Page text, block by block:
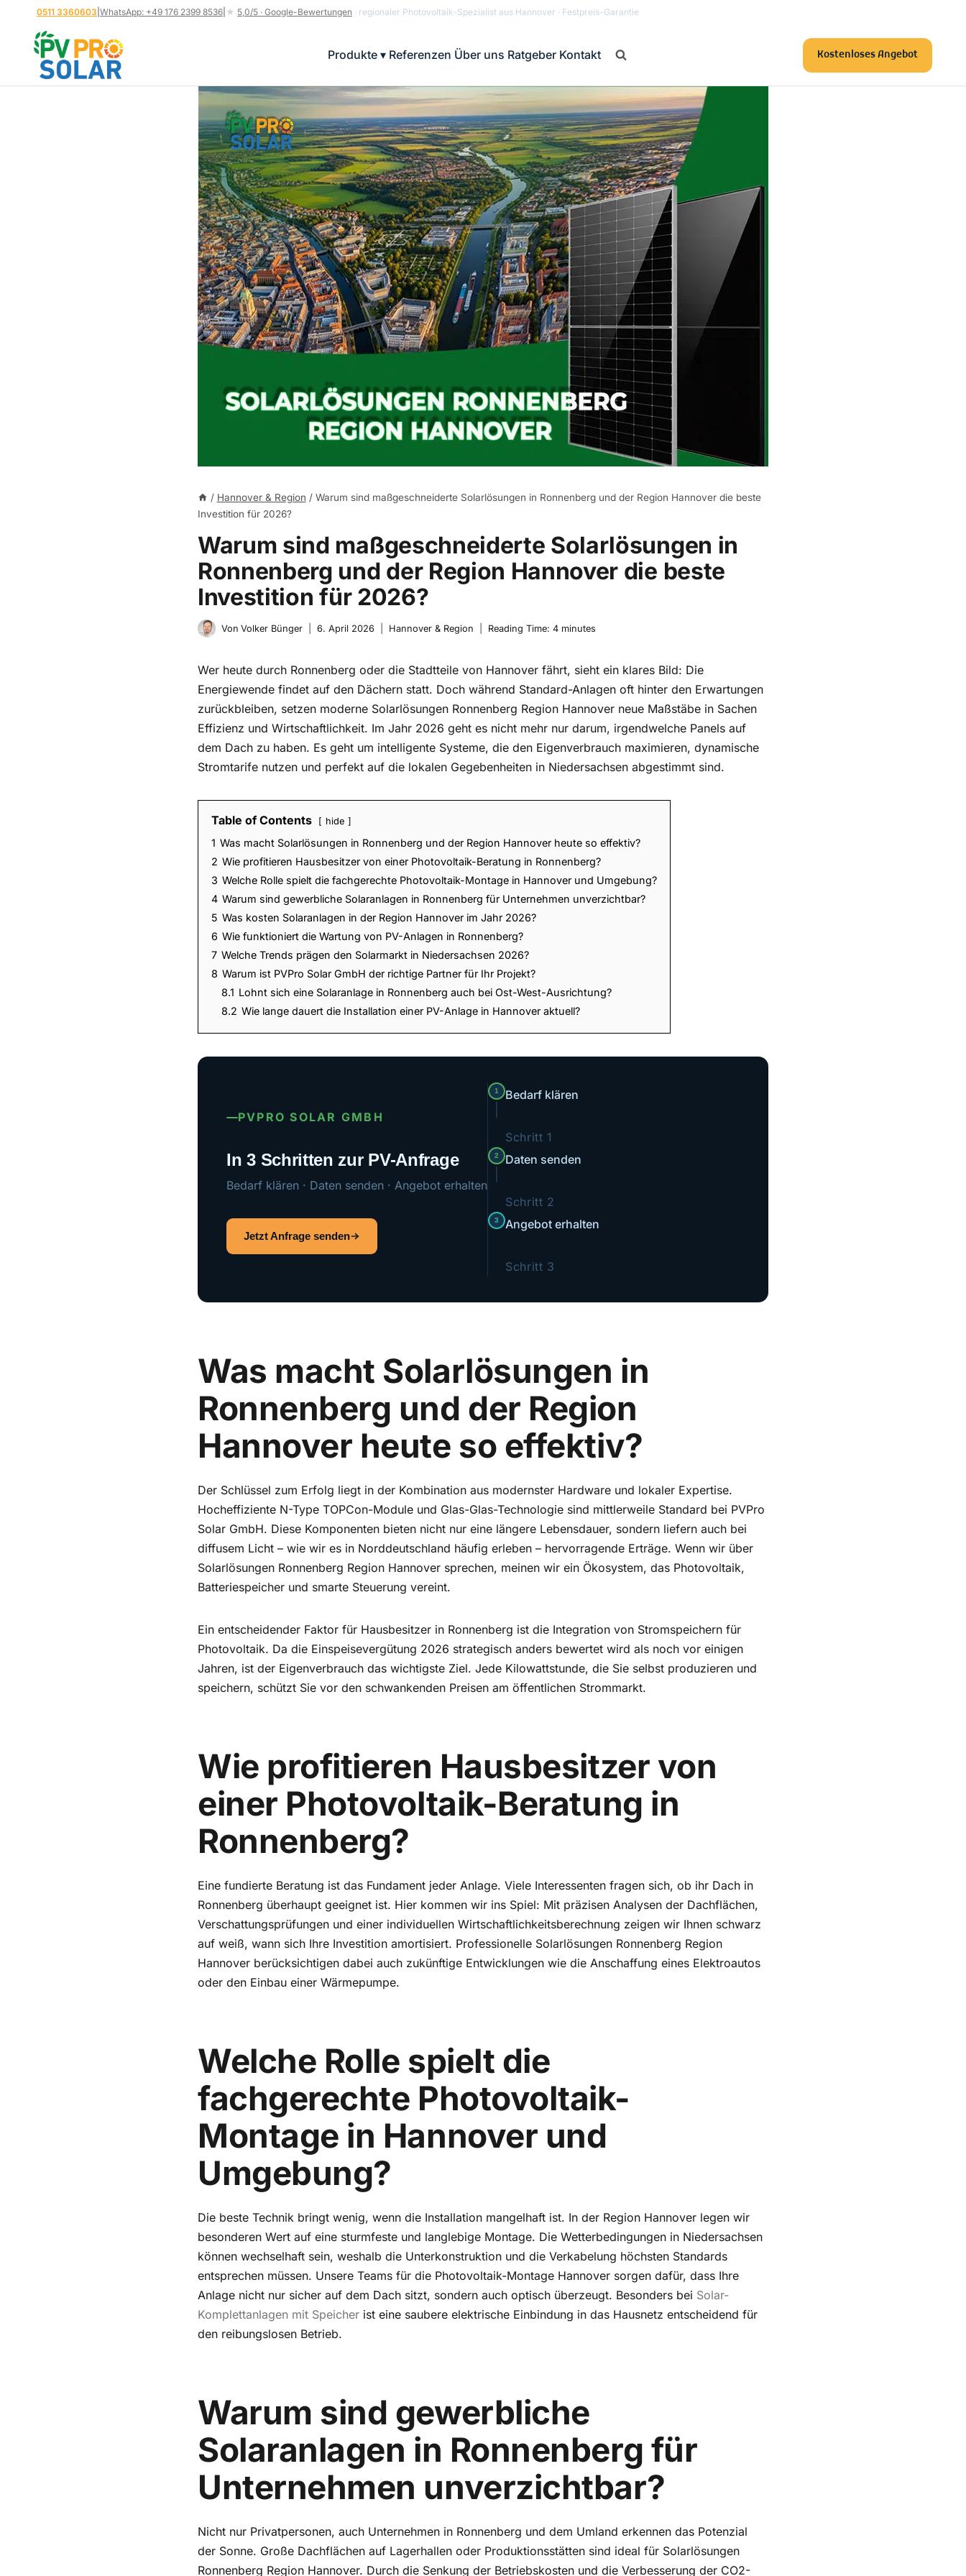
springen
0511 3360603 WhatsApp: +49 176 2399 8536 ★ 5,0/5 · Google-Bewertungen · regionaler Photovoltaik-Spezialist aus Hannover · Festpreis-Garantie
Produkte ▾ Referenzen Über uns Ratgeber Kontakt Kostenloses Angebot
/ Hannover & Region / Warum sind maßgeschneiderte Solarlösungen in Ronnenberg und der Region Hannover die beste
Investition für 2026?
Warum sind maßgeschneiderte Solarlösungen in
Ronnenberg und der Region Hannover die beste
Investition für 2026?
Von Volker Bünger 6. April 2026 Hannover & Region Reading Time: 4 minutes
Wer heute durch Ronnenberg oder die Stadtteile von Hannover fährt, sieht ein klares Bild: Die
Energiewende findet auf den Dächern statt. Doch während Standard-Anlagen oft hinter den Erwartungen
zurückbleiben, setzen moderne Solarlösungen Ronnenberg Region Hannover neue Maßstäbe in Sachen
Effizienz und Wirtschaftlichkeit. Im Jahr 2026 geht es nicht mehr nur darum, irgendwelche Panels auf
dem Dach zu haben. Es geht um intelligente Systeme, die den Eigenverbrauch maximieren, dynamische
Stromtarife nutzen und perfekt auf die lokalen Gegebenheiten in Niedersachsen abgestimmt sind.
Table of Contents hide
1 Was macht Solarlösungen in Ronnenberg und der Region Hannover heute so effektiv?
2 Wie profitieren Hausbesitzer von einer Photovoltaik-Beratung in Ronnenberg?
3 Welche Rolle spielt die fachgerechte Photovoltaik-Montage in Hannover und Umgebung?
4 Warum sind gewerbliche Solaranlagen in Ronnenberg für Unternehmen unverzichtbar?
5 Was kosten Solaranlagen in der Region Hannover im Jahr 2026?
6 Wie funktioniert die Wartung von PV-Anlagen in Ronnenberg?
7 Welche Trends prägen den Solarmarkt in Niedersachsen 2026?
8 Warum ist PVPro Solar GmbH der richtige Partner für Ihr Projekt?
8.1 Lohnt sich eine Solaranlage in Ronnenberg auch bei Ost-West-Ausrichtung?
8.2 Wie lange dauert die Installation einer PV-Anlage in Hannover aktuell?
PVPRO SOLAR GMBH
In 3 Schritten zur PV-Anfrage
Bedarf klären · Daten senden · Angebot erhalten
Jetzt Anfrage senden
1 Bedarf klären
Schritt 1
2 Daten senden
Schritt 2
3 Angebot erhalten
Schritt 3
Was macht Solarlösungen in
Ronnenberg und der Region
Hannover heute so effektiv?
Der Schlüssel zum Erfolg liegt in der Kombination aus modernster Hardware und lokaler Expertise.
Hocheffiziente N-Type TOPCon-Module und Glas-Glas-Technologie sind mittlerweile Standard bei PVPro
Solar GmbH. Diese Komponenten bieten nicht nur eine längere Lebensdauer, sondern liefern auch bei
diffusem Licht – wie wir es in Norddeutschland häufig erleben – hervorragende Erträge. Wenn wir über
Solarlösungen Ronnenberg Region Hannover sprechen, meinen wir ein Ökosystem, das Photovoltaik,
Batteriespeicher und smarte Steuerung vereint.
Ein entscheidender Faktor für Hausbesitzer in Ronnenberg ist die Integration von Stromspeichern für
Photovoltaik. Da die Einspeisevergütung 2026 strategisch anders bewertet wird als noch vor einigen
Jahren, ist der Eigenverbrauch das wichtigste Ziel. Jede Kilowattstunde, die Sie selbst produzieren und
speichern, schützt Sie vor den schwankenden Preisen am öffentlichen Strommarkt.
Wie profitieren Hausbesitzer von
einer Photovoltaik-Beratung in
Ronnenberg?
Eine fundierte Beratung ist das Fundament jeder Anlage. Viele Interessenten fragen sich, ob ihr Dach in
Ronnenberg überhaupt geeignet ist. Hier kommen wir ins Spiel: Mit präzisen Analysen der Dachflächen,
Verschattungsprüfungen und einer individuellen Wirtschaftlichkeitsberechnung zeigen wir Ihnen schwarz
auf weiß, wann sich Ihre Investition amortisiert. Professionelle Solarlösungen Ronnenberg Region
Hannover berücksichtigen dabei auch zukünftige Entwicklungen wie die Anschaffung eines Elektroautos
oder den Einbau einer Wärmepumpe.
Welche Rolle spielt die
fachgerechte Photovoltaik-
Montage in Hannover und
Umgebung?
Die beste Technik bringt wenig, wenn die Installation mangelhaft ist. In der Region Hannover legen wir
besonderen Wert auf eine sturmfeste und langlebige Montage. Die Wetterbedingungen in Niedersachsen
können wechselhaft sein, weshalb die Unterkonstruktion und die Verkabelung höchsten Standards
entsprechen müssen. Unsere Teams für die Photovoltaik-Montage Hannover sorgen dafür, dass Ihre
Anlage nicht nur sicher auf dem Dach sitzt, sondern auch optisch überzeugt. Besonders bei Solar-
Komplettanlagen mit Speicher ist eine saubere elektrische Einbindung in das Hausnetz entscheidend für
den reibungslosen Betrieb.
Warum sind gewerbliche
Solaranlagen in Ronnenberg für
Unternehmen unverzichtbar?
Nicht nur Privatpersonen, auch Unternehmen in Ronnenberg und dem Umland erkennen das Potenzial
der Sonne. Große Dachflächen auf Lagerhallen oder Produktionsstätten sind ideal für Solarlösungen
Ronnenberg Region Hannover. Durch die Senkung der Betriebskosten und die Verbesserung der CO2-